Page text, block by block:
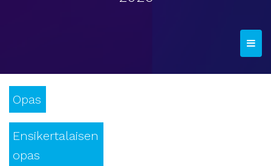
T
o
g
Opas
Ensikertalaisen
opas